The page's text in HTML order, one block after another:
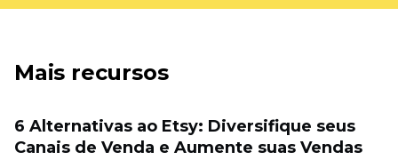
Mais recursos
6 Alternativas ao Etsy: Diversifique seus
Canais de Venda e Aumente suas Vendas